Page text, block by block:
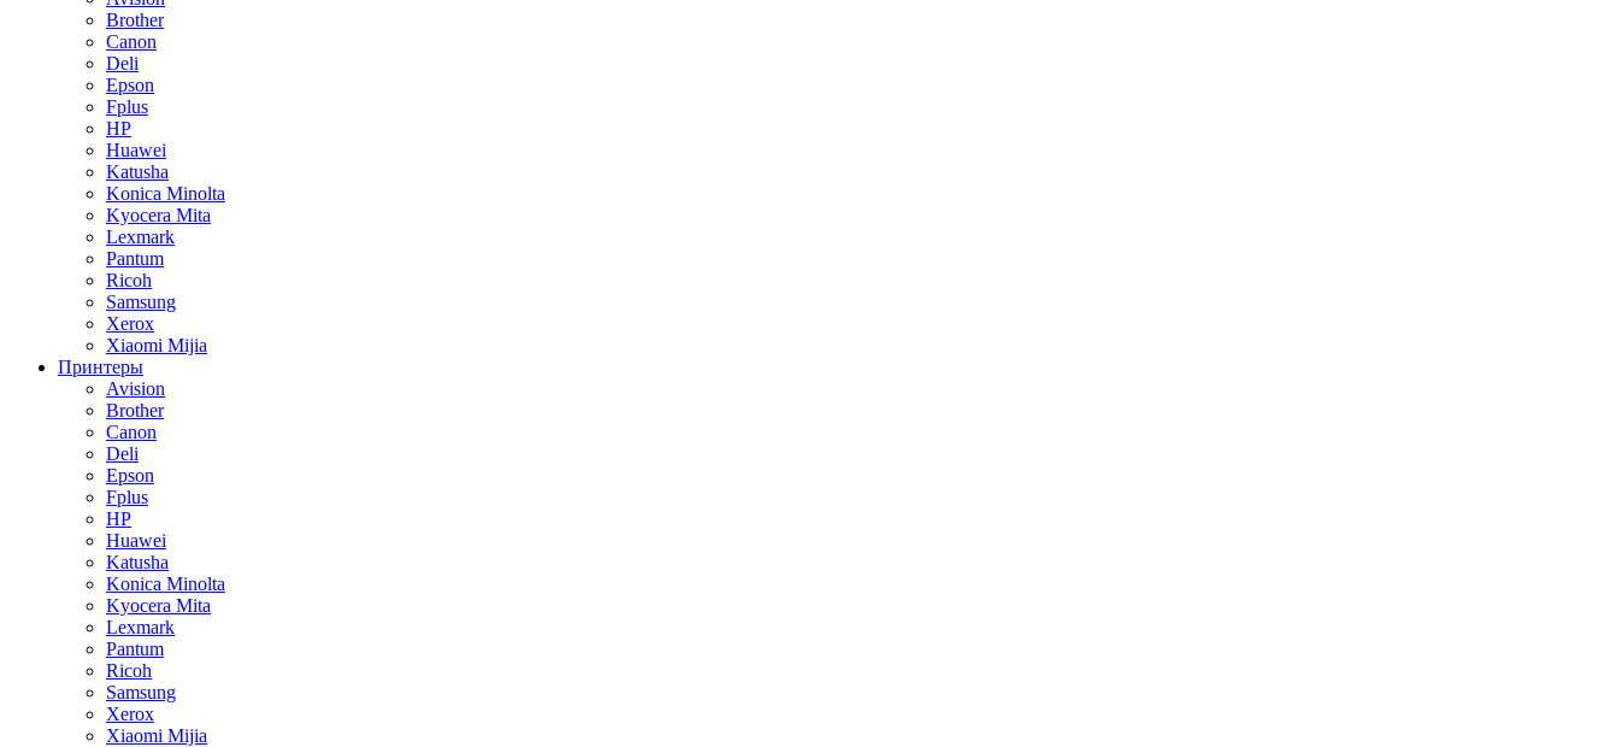
Brother
Canon
Deli
Epson
Fplus
HP
Huawei
Katusha
Konica Minolta
Kyocera Mita
Lexmark
Pantum
Ricoh
Samsung
Xerox
Xiaomi Mijia
Принтеры
Avision
Brother
Canon
Deli
Epson
Fplus
HP
Huawei
Katusha
Konica Minolta
Kyocera Mita
Lexmark
Pantum
Ricoh
Samsung
Xerox
Xiaomi Mijia